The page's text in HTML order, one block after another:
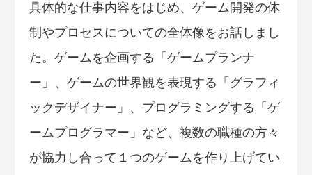
具体的な仕事内容をはじめ、ゲーム開発の体
制やプロセスについての全体像をお話しまし
た。ゲームを企画する「ゲームプランナ
ー」、ゲームの世界観を表現する「グラフィ
ックデザイナー」、プログラミングする「ゲ
ームプログラマー」など、複数の職種の方々
が協力し合って１つのゲームを作り上げてい